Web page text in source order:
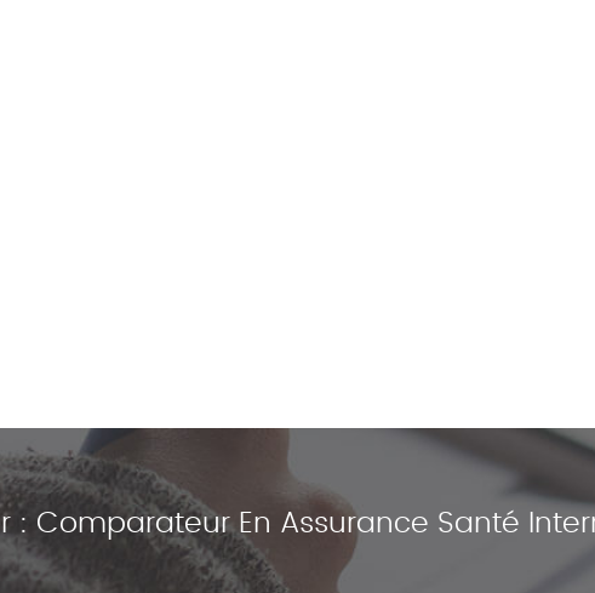
: Comparateur En Assurance Santé